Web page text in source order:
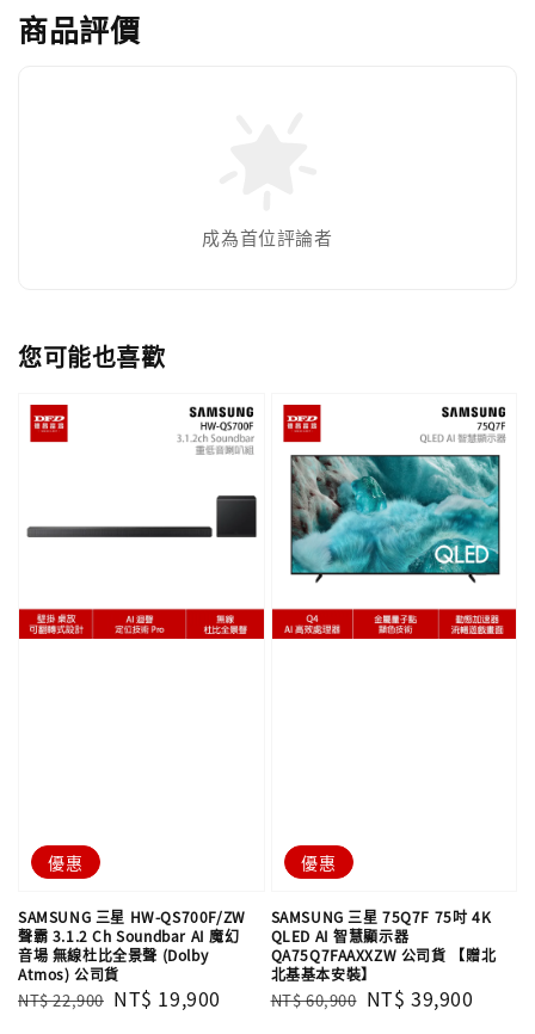
商品評價
成為首位評論者
您可能也喜歡
優惠
SAMSUNG 三星 HW-QS700F/ZW
聲霸 3.1.2 Ch Soundbar AI 魔幻
音場 無線杜比全景聲 (Dolby
Atmos) 公司貨
Regular
NT$ 22,900 Sale
NT$ 19,900
優惠
SAMSUNG 三星 75Q7F 75吋 4K
QLED AI 智慧顯示器
QA75Q7FAAXXZW 公司貨 【贈北
北基基本安裝】
Regular
NT$ 60,900 Sale
NT$ 39,900